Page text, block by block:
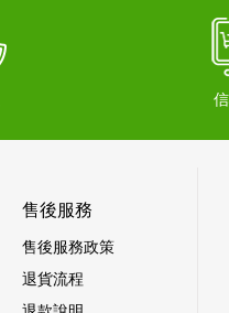
售後服務
售後服務政策
退貨流程